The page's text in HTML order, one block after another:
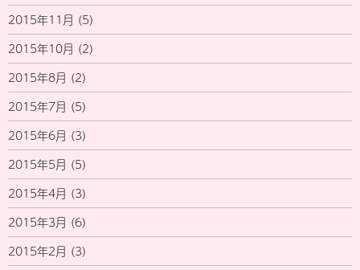
2015年11月 (5)
2015年10月 (2)
2015年8月 (2)
2015年7月 (5)
2015年6月 (3)
2015年5月 (5)
2015年4月 (3)
2015年3月 (6)
2015年2月 (3)